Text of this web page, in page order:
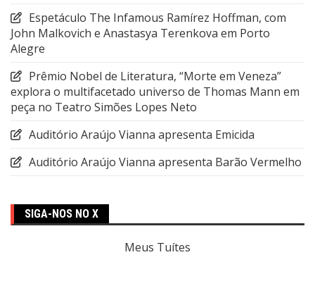
Espetáculo The Infamous Ramírez Hoffman, com
John Malkovich e Anastasya Terenkova em Porto
Alegre
Prêmio Nobel de Literatura, “Morte em Veneza”
explora o multifacetado universo de Thomas Mann em
peça no Teatro Simões Lopes Neto
Auditório Araújo Vianna apresenta Emicida
Auditório Araújo Vianna apresenta Barão Vermelho
SIGA-NOS NO X
Meus Tuítes